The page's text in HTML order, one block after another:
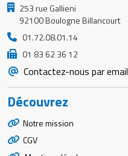
253 rue Gallieni
92100 Boulogne Billancourt
01.72.08.01.14
01 83 62 36 12
Contactez-nous par email
Découvrez
Notre mission
CGV